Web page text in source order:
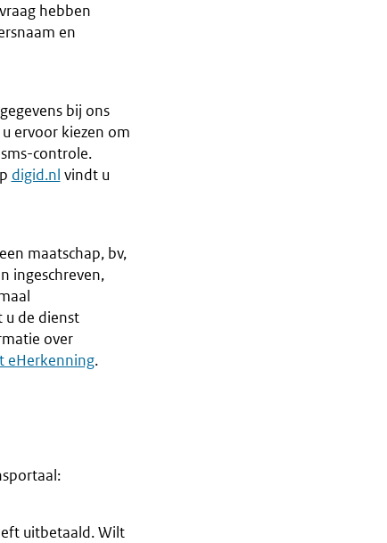
hebben
en
bij ons
ervoor kiezen om
controle.
digid.nl vindt u
maatschap, bv,
ingeschreven,
u de dienst
over
eHerkenning.
uitbetaald. Wilt